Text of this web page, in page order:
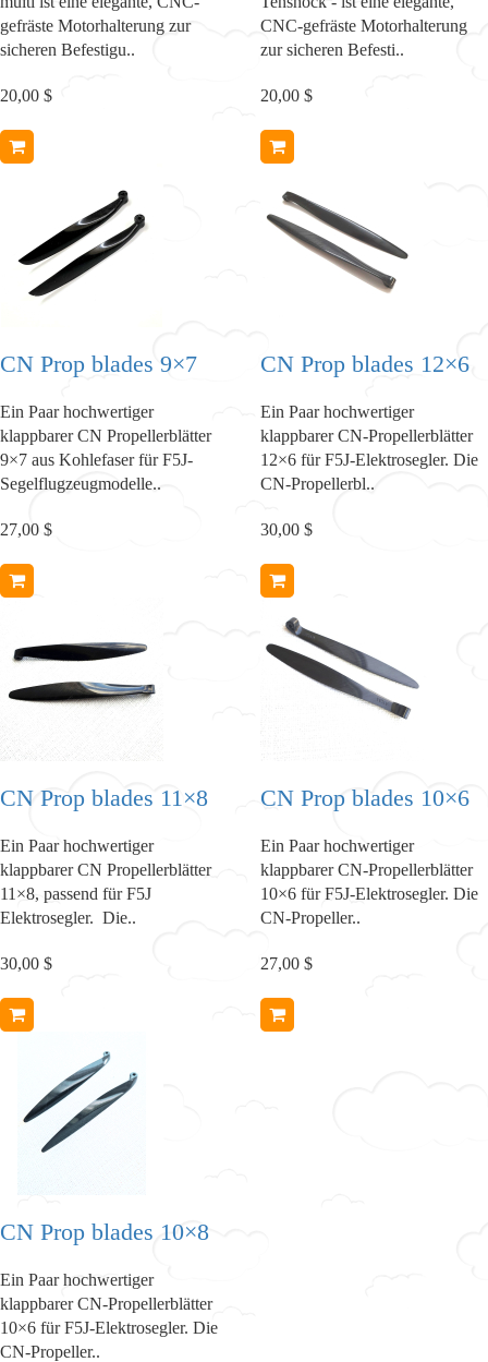
gefräste Motorhalterung zur
sicheren Befestigu..
20,00 $
CNC-gefräste Motorhalterung
zur sicheren Befesti..
20,00 $
CN Prop blades 9×7
Ein Paar hochwertiger
klappbarer CN Propellerblätter
9×7 aus Kohlefaser für F5J-
Segelflugzeugmodelle..
27,00 $
CN Prop blades 12×6
Ein Paar hochwertiger
klappbarer CN-Propellerblätter
12×6 für F5J-Elektrosegler. Die
CN-Propellerbl..
30,00 $
CN Prop blades 11×8
Ein Paar hochwertiger
klappbarer CN Propellerblätter
11×8, passend für F5J
Elektrosegler. Die..
30,00 $
CN Prop blades 10×6
Ein Paar hochwertiger
klappbarer CN-Propellerblätter
10×6 für F5J-Elektrosegler. Die
CN-Propeller..
27,00 $
CN Prop blades 10×8
Ein Paar hochwertiger
klappbarer CN-Propellerblätter
10×6 für F5J-Elektrosegler. Die
CN-Propeller..